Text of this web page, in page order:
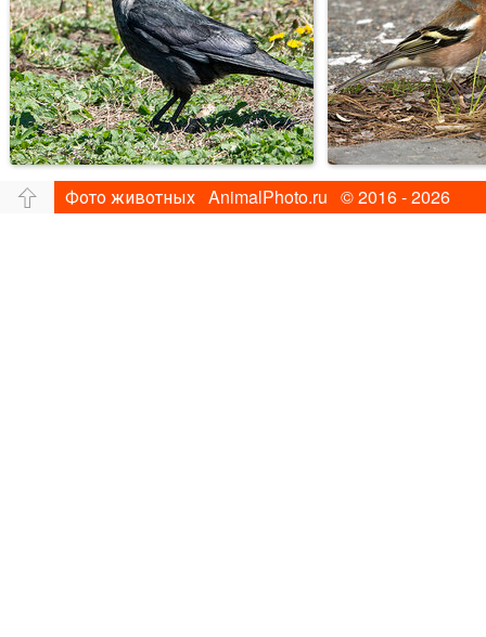
Фото животных AnimalPhoto.ru © 2016 - 2026